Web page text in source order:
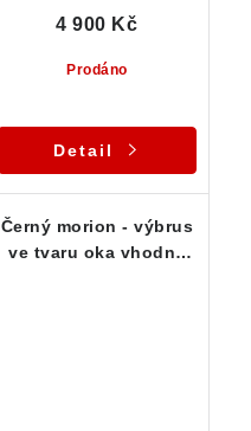
Prodáno
4 900 Kč
Detail
Černý morion - výbrus
ve tvaru oka vhodný